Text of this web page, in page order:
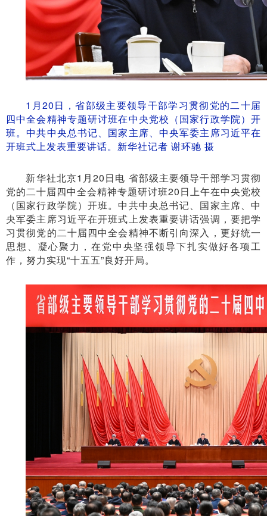
1月20日，省部级主要领导干部学习贯彻党的二十届
四中全会精神专题研讨班在中央党校（国家行政学院）开
班。中共中央总书记、国家主席、中央军委主席习近平在
开班式上发表重要讲话。新华社记者 谢环驰 摄
新华社北京1月20日电 省部级主要领导干部学习贯彻
党的二十届四中全会精神专题研讨班20日上午在中央党校
（国家行政学院）开班。中共中央总书记、国家主席、中
央军委主席习近平在开班式上发表重要讲话强调，要把学
习贯彻党的二十届四中全会精神不断引向深入，更好统一
思想、凝心聚力，在党中央坚强领导下扎实做好各项工
作，努力实现“十五五”良好开局。